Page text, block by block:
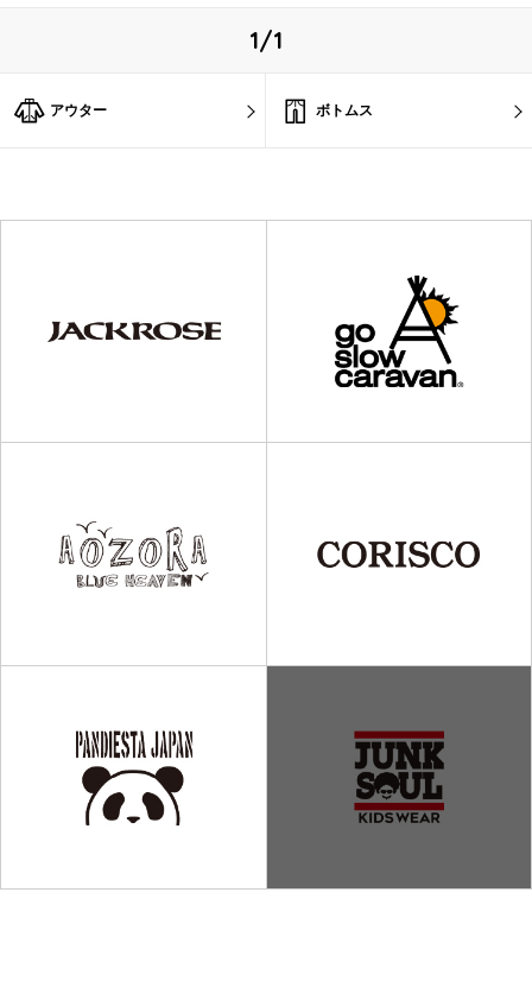
1/1
アウター ボトムス